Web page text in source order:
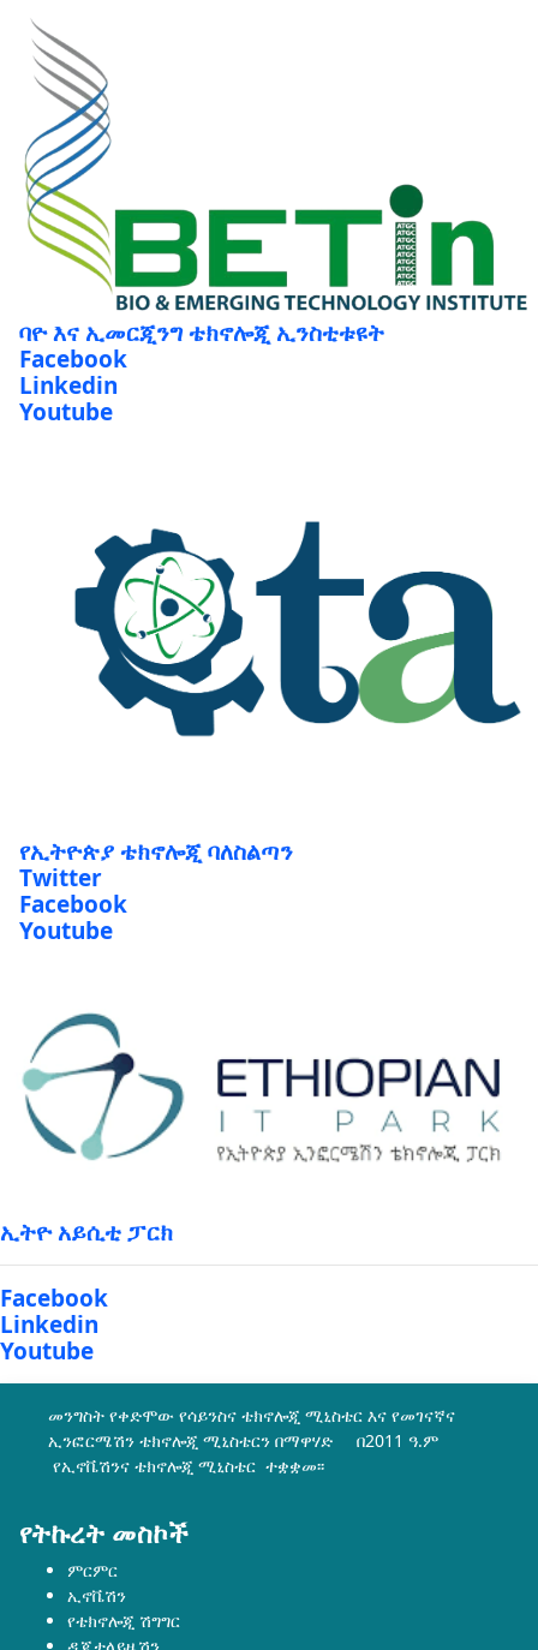
ባዮ እና ኢመርጂንግ ቴክኖሎጂ ኢንስቲቱዩት
Facebook
Linkedin
Youtube
የኢትዮጵያ ቴክኖሎጂ ባለስልጣን
Twitter
Facebook
Youtube
ኢትዮ አይሲቲ ፓርክ
Facebook
Linkedin
Youtube
መንግስት የቀድሞው የሳይንስና ቴክኖሎጂ ሚኒስቴር እና የመገናኛና
ኢንፎርሜሽን ቴክኖሎጂ ሚኒስቴርን በማዋሃድ በ2011 ዓ.ም
የኢኖቬሽንና ቴክኖሎጂ ሚኒስቴር ተቋቋመ፡፡
የትኩረት መስኮች
ምርምር
ኢኖቬሽን
የቴክኖሎጂ ሽግግር